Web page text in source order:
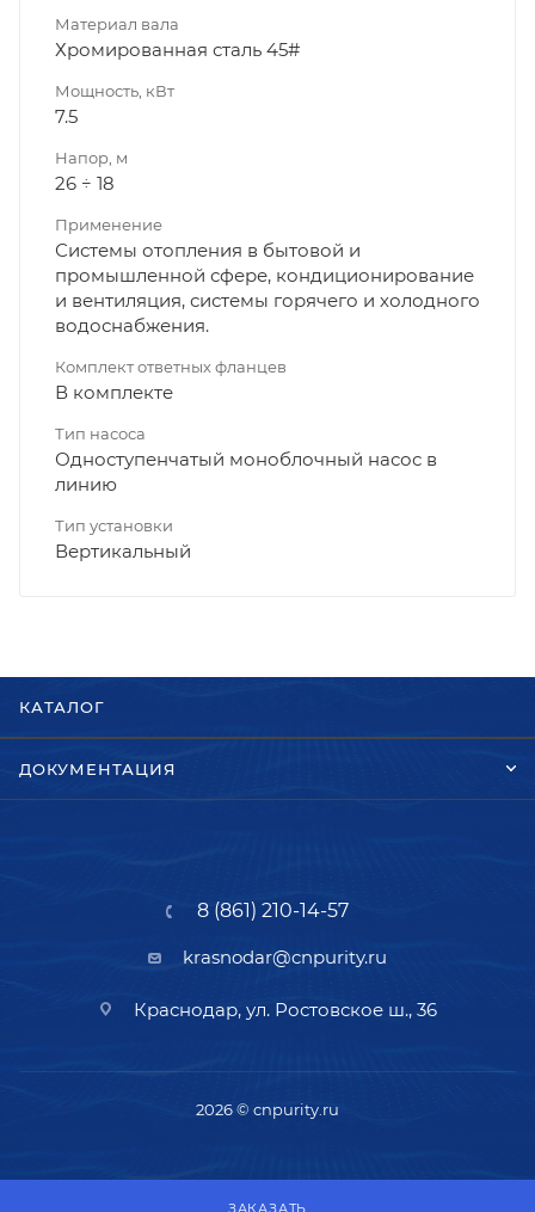
ЗАКАЗАТЬ
Материал вала
Хромированная сталь 45#
Мощность, кВт
7.5
Напор, м
26 ÷ 18
Применение
Системы отопления в бытовой и
промышленной сфере, кондиционирование
и вентиляция, системы горячего и холодного
водоснабжения.
Комплект ответных фланцев
В комплекте
Тип насоса
Одноступенчатый моноблочный насос в
линию
Тип установки
Вертикальный
КАТАЛОГ
ДОКУМЕНТАЦИЯ
8 (861) 210-14-57
krasnodar@cnpurity.ru
Краснодар, ул. Ростовское ш., 36
2026 © cnpurity.ru